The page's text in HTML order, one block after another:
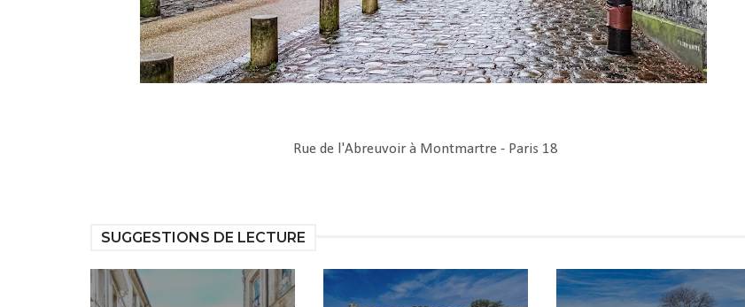
Rue de l'Abreuvoir à Montmartre - Paris 18
SUGGESTIONS DE LECTURE